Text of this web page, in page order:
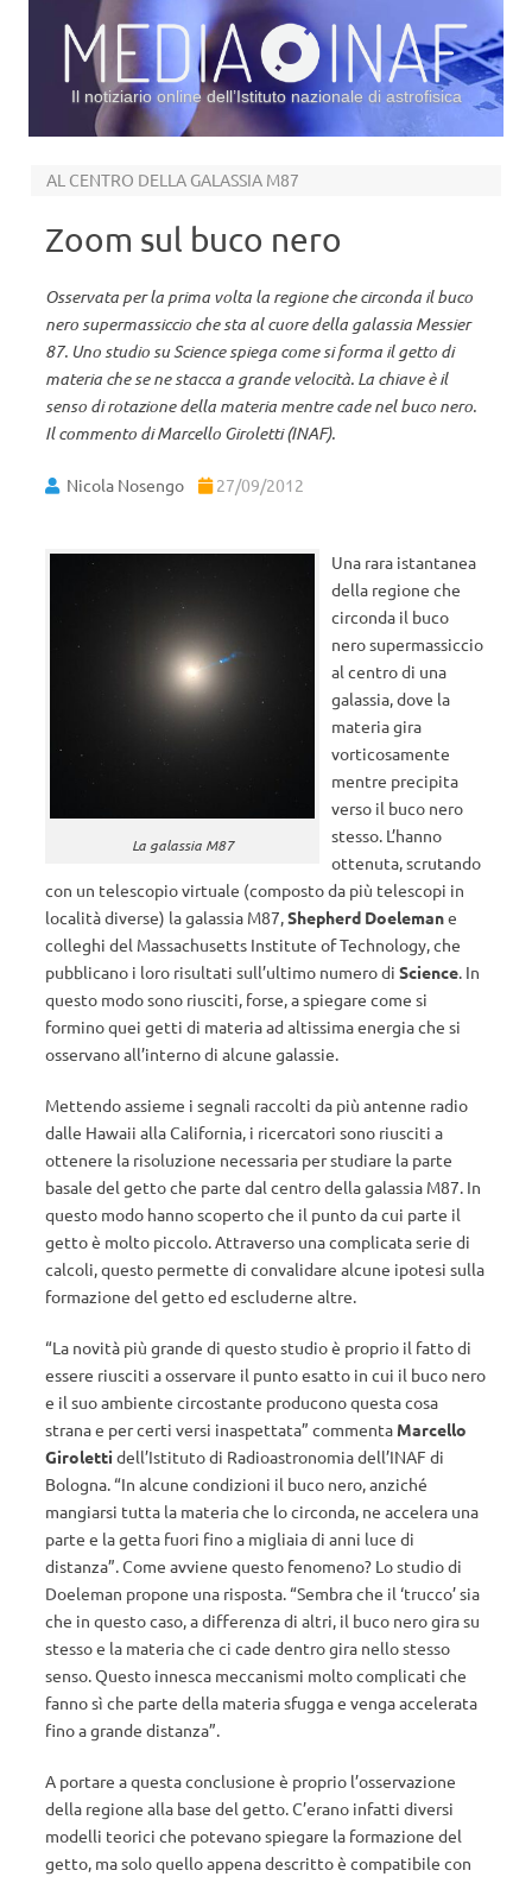
Il notiziario online dell’Istituto nazionale di astrofisica
AL CENTRO DELLA GALASSIA M87
Zoom sul buco nero
Osservata per la prima volta la regione che circonda il buco
nero supermassiccio che sta al cuore della galassia Messier
87. Uno studio su Science spiega come si forma il getto di
materia che se ne stacca a grande velocità. La chiave è il
senso di rotazione della materia mentre cade nel buco nero.
Il commento di Marcello Giroletti (INAF).
Nicola Nosengo 27/09/2012
La galassia M87
Una rara istantanea
della regione che
circonda il buco
nero supermassiccio
al centro di una
galassia, dove la
materia gira
vorticosamente
mentre precipita
verso il buco nero
stesso. L’hanno
ottenuta, scrutando
con un telescopio virtuale (composto da più telescopi in
località diverse) la galassia M87,Shepherd Doelemane
colleghi del Massachusetts Institute of Technology, che
pubblicano i loro risultati sull’ultimo numero di Science. In
questo modo sono riusciti, forse, a spiegare come si
formino quei getti di materia ad altissima energia che si
osservano all’interno di alcune galassie.
Mettendo assieme i segnali raccolti da più antenne radio
dalle Hawaii alla California, i ricercatori sono riusciti a
ottenere la risoluzione necessaria per studiare la parte
basale del getto che parte dal centro della galassia M87. In
questo modo hanno scoperto che il punto da cui parte il
getto è molto piccolo. Attraverso una complicata serie di
calcoli, questo permette di convalidare alcune ipotesi sulla
formazione del getto ed escluderne altre.
“La novità più grande di questo studio è proprio il fatto di
essere riusciti a osservare il punto esatto in cui il buco nero
e il suo ambiente circostante producono questa cosa
strana e per certi versi inaspettata” commenta Marcello
Giroletti dell’Istituto di Radioastronomia dell’INAF di
Bologna. “In alcune condizioni il buco nero, anziché
mangiarsi tutta la materia che lo circonda, ne accelera una
parte e la getta fuori fino a migliaia di anni luce di
distanza”. Come avviene questo fenomeno? Lo studio di
Doeleman propone una risposta. “Sembra che il ‘trucco’ sia
che in questo caso, a differenza di altri, il buco nero gira su
stesso e la materia che ci cade dentro gira nello stesso
senso. Questo innesca meccanismi molto complicati che
fanno sì che parte della materia sfugga e venga accelerata
fino a grande distanza”.
A portare a questa conclusione è proprio l’osservazione
della regione alla base del getto. C’erano infatti diversi
modelli teorici che potevano spiegare la formazione del
getto, ma solo quello appena descritto è compatibile con